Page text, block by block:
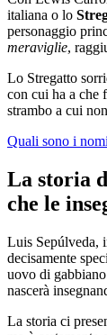
italiana o lo
personaggio
meraviglie,
Lo Stregatto
con cui ha a che
strambo a cui
Quali sono i
La storia
che le
Luis Sepúlveda,
decisamente
uovo di
nascerà
La storia ci